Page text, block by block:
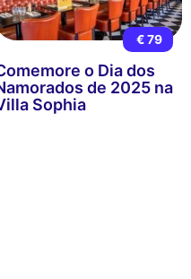
€ 79
o Dia dos
de 2025 na
Sophia